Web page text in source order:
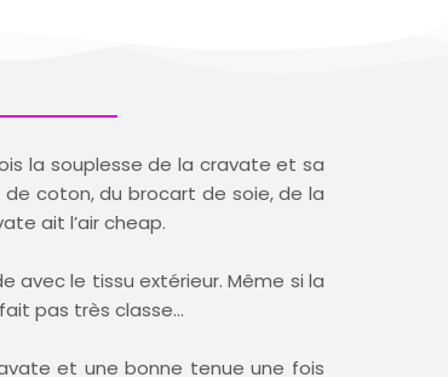
la souplesse de la cravate et sa
coton, du brocart de soie, de la
ait l’air cheap.
avec le tissu extérieur. Même si la
pas très classe…
et une bonne tenue une fois